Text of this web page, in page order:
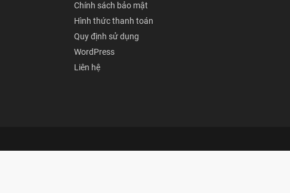
Chính sách bảo mật
Hình thức thanh toán
Quy định sử dụng
WordPress
Liên hệ